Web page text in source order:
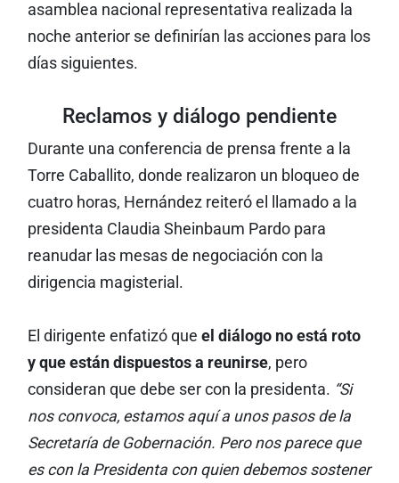
asamblea nacional representativa realizada la
noche anterior se definirían las acciones para los
días siguientes.
Reclamos y diálogo pendiente
Durante una conferencia de prensa frente a la
Torre Caballito, donde realizaron un bloqueo de
cuatro horas, Hernández reiteró el llamado a la
presidenta Claudia Sheinbaum Pardo para
reanudar las mesas de negociación con la
dirigencia magisterial.
El dirigente enfatizó que el diálogo no está roto
y que están dispuestos a reunirse, pero
consideran que debe ser con la presidenta. “Si
nos convoca, estamos aquí a unos pasos de la
Secretaría de Gobernación. Pero nos parece que
es con la Presidenta con quien debemos sostener